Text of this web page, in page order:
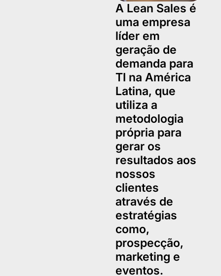
A Lean Sales é
uma empresa
líder em
geração de
demanda para
TI na América
Latina, que
utiliza a
metodologia
própria para
gerar os
resultados aos
nossos
clientes
através de
estratégias
como,
prospecção,
marketing e
eventos.